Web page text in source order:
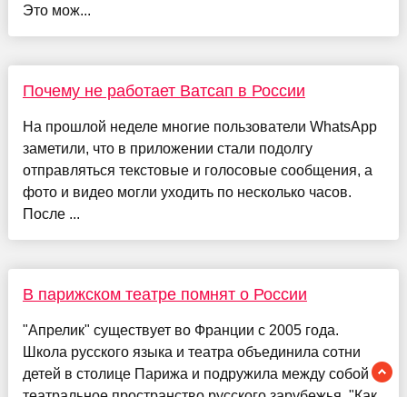
Это мож...
Почему не работает Ватсап в России
На прошлой неделе многие пользователи WhatsApp
заметили, что в приложении стали подолгу
отправляться текстовые и голосовые сообщения, а
фото и видео могли уходить по несколько часов.
После ...
В парижском театре помнят о России
"Апрелик" существует во Франции с 2005 года.
Школа русского языка и театра объединила сотни
детей в столице Парижа и подружила между собой